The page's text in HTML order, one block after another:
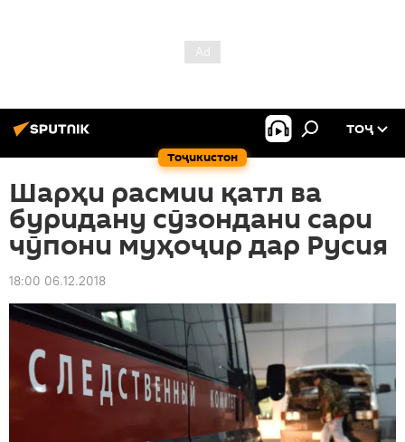
Тоҷикистон
ТОҶ
Шарҳи расмии қатл ва
буридану сӯзондани сари
чӯпони муҳоҷир дар Русия
18:00 06.12.2018